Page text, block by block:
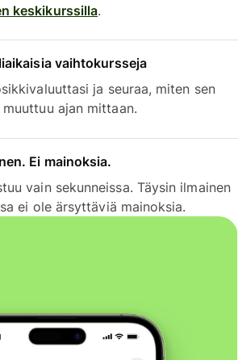
keskikurssilla.
vaihtokursseja
ja seuraa, miten sen
ajan mittaan.
Ei mainoksia.
vain sekunneissa. Täysin ilmainen
ei ole ärsyttäviä mainoksia.